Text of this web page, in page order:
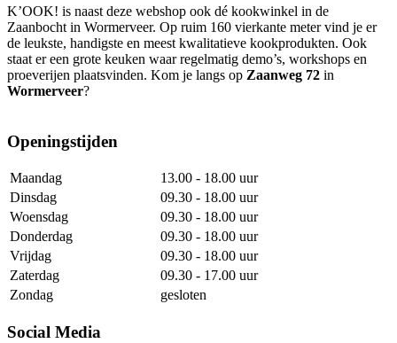
K’OOK! is naast deze webshop ook dé kookwinkel in de
Zaanbocht in Wormerveer. Op ruim 160 vierkante meter vind je er
de leukste, handigste en meest kwalitatieve kookprodukten. Ook
staat er een grote keuken waar regelmatig demo’s, workshops en
proeverijen plaatsvinden. Kom je langs op Zaanweg 72 in
Wormerveer?
Openingstijden
Maandag
13.00 - 18.00 uur
Dinsdag
09.30 - 18.00 uur
Woensdag
09.30 - 18.00 uur
Donderdag
09.30 - 18.00 uur
Vrijdag
09.30 - 18.00 uur
Zaterdag
09.30 - 17.00 uur
Zondag
gesloten
Social Media